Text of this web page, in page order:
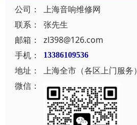
公司：
上海音响维修网
联系：
张先生
邮箱：
zl398@126.com
手机：
13386109536
地址：
上海全市（各区上门服务）
微信：